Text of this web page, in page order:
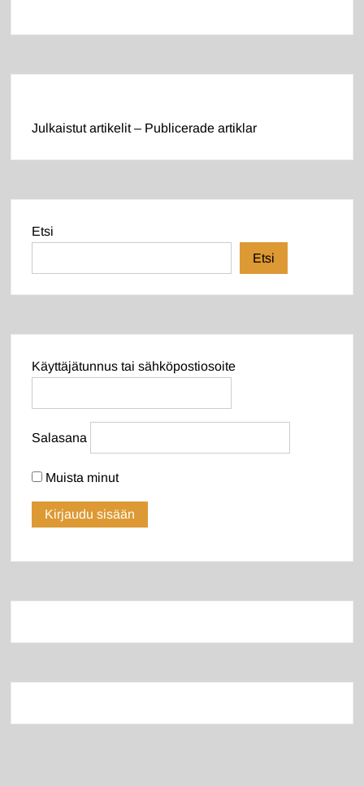
Julkaistut artikelit – Publicerade artiklar
Etsi
Etsi
Käyttäjätunnus tai sähköpostiosoite
Salasana
Muista minut